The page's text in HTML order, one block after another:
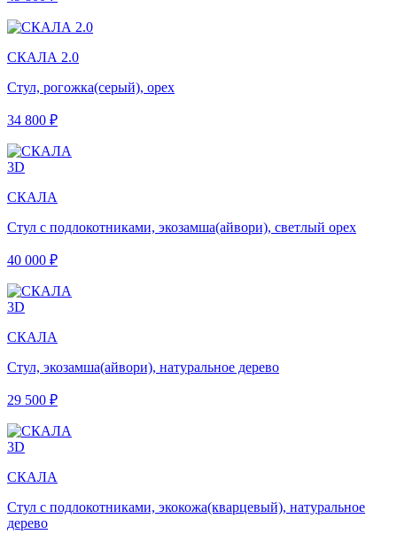
СКАЛА 2.0
Стул, рогожка(серый), орех
34 800 ₽
3D
СКАЛА
Стул с подлокотниками, экозамша(айвори), светлый орех
40 000 ₽
3D
СКАЛА
Стул, экозамша(айвори), натуральное дерево
29 500 ₽
3D
СКАЛА
Стул с подлокотниками, экокожа(кварцевый), натуральное
дерево